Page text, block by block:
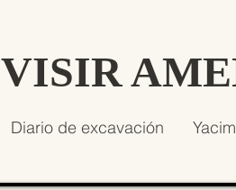
VISIR
Diario de excavación